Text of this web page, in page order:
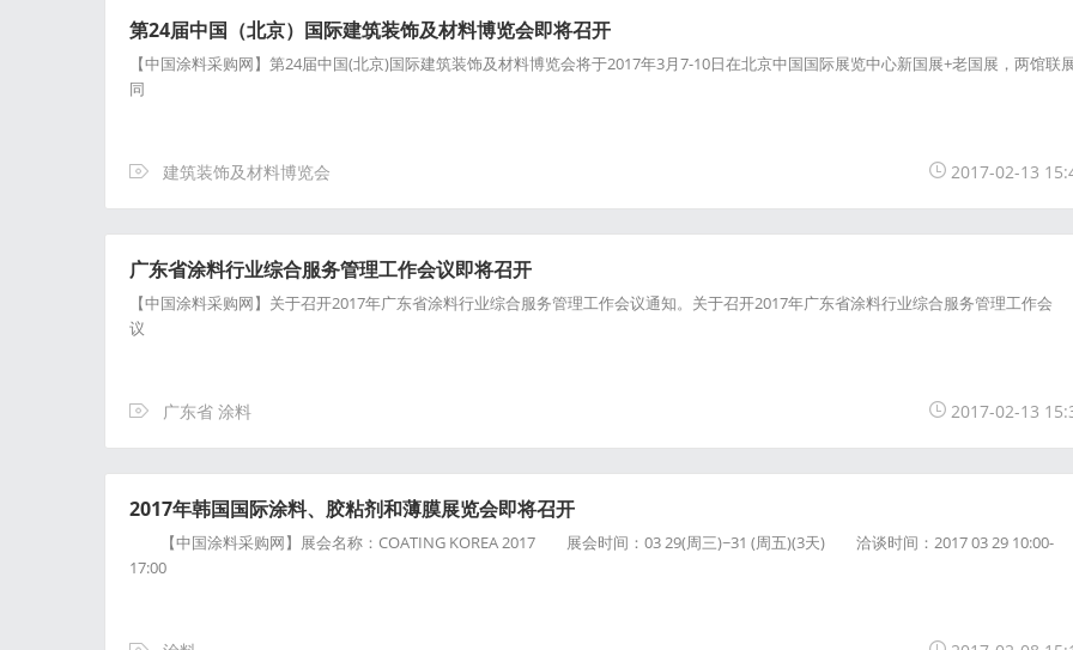
第24届中国（北京）国际建筑装饰及材料博览会即将召开
【中国涂料采购网】第24届中国(北京)国际建筑装饰及材料博览会将于2017年3月7-10日在北京中国国际展览中心新国展+老国展，两馆联
同
建筑装饰及材料博览会 2017-02-13
广东省涂料行业综合服务管理工作会议即将召开
【中国涂料采购网】关于召开2017年广东省涂料行业综合服务管理工作会议通知。关于召开2017年广东省涂料行业综合服务管理工作会
议
广东省 涂料 2017-02-13
2017年韩国国际涂料、胶粘剂和薄膜展览会即将召开
【中国涂料采购网】展会名称：COATING KOREA 2017 展会时间：03 29(周三)~31 (周五)(3天) 洽谈时间：2017 03 29 10:00-
17:00